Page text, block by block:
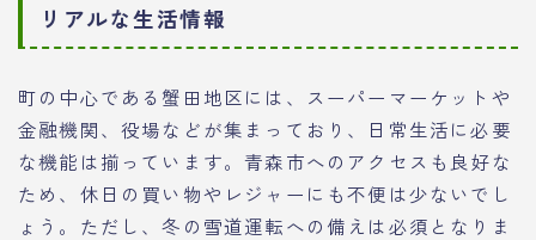
リアルな生活情報
町の中心である蟹田地区には、スーパーマーケットや
金融機関、役場などが集まっており、日常生活に必要
な機能は揃っています。青森市へのアクセスも良好な
ため、休日の買い物やレジャーにも不便は少ないでし
ょう。ただし、冬の雪道運転への備えは必須となりま